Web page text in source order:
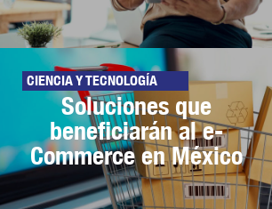
CIENCIA Y TECNOLOGÍA
Soluciones que
beneficiarán al e-
Commerce en México